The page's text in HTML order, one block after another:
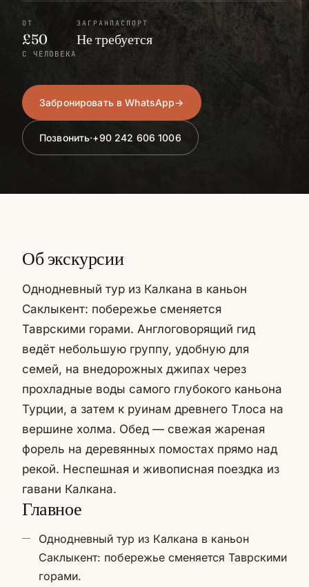
ОТ
£50
С ЧЕЛОВЕКА
ЗАГРАНПАСПОРТ
Не требуется
Забронировать в WhatsApp→
Позвонить·+90 242 606 1006
Об экскурсии
Однодневный тур из Калкана в каньон
Саклыкент: побережье сменяется
Таврскими горами. Англоговорящий гид
ведёт небольшую группу, удобную для
семей, на внедорожных джипах через
прохладные воды самого глубокого каньона
Турции, а затем к руинам древнего Тлоса на
вершине холма. Обед — свежая жареная
форель на деревянных помостах прямо над
рекой. Неспешная и живописная поездка из
гавани Калкана.
Главное
Однодневный тур из Калкана в каньон
Саклыкент: побережье сменяется Таврскими
горами.